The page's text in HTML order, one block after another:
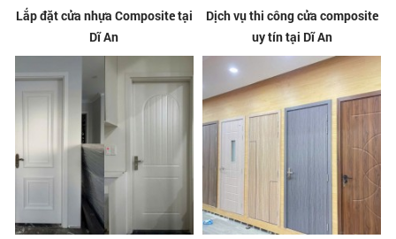
Lắp đặt cửa nhựa Composite tại
Dĩ An
Dịch vụ thi công cửa composite
uy tín tại Dĩ An